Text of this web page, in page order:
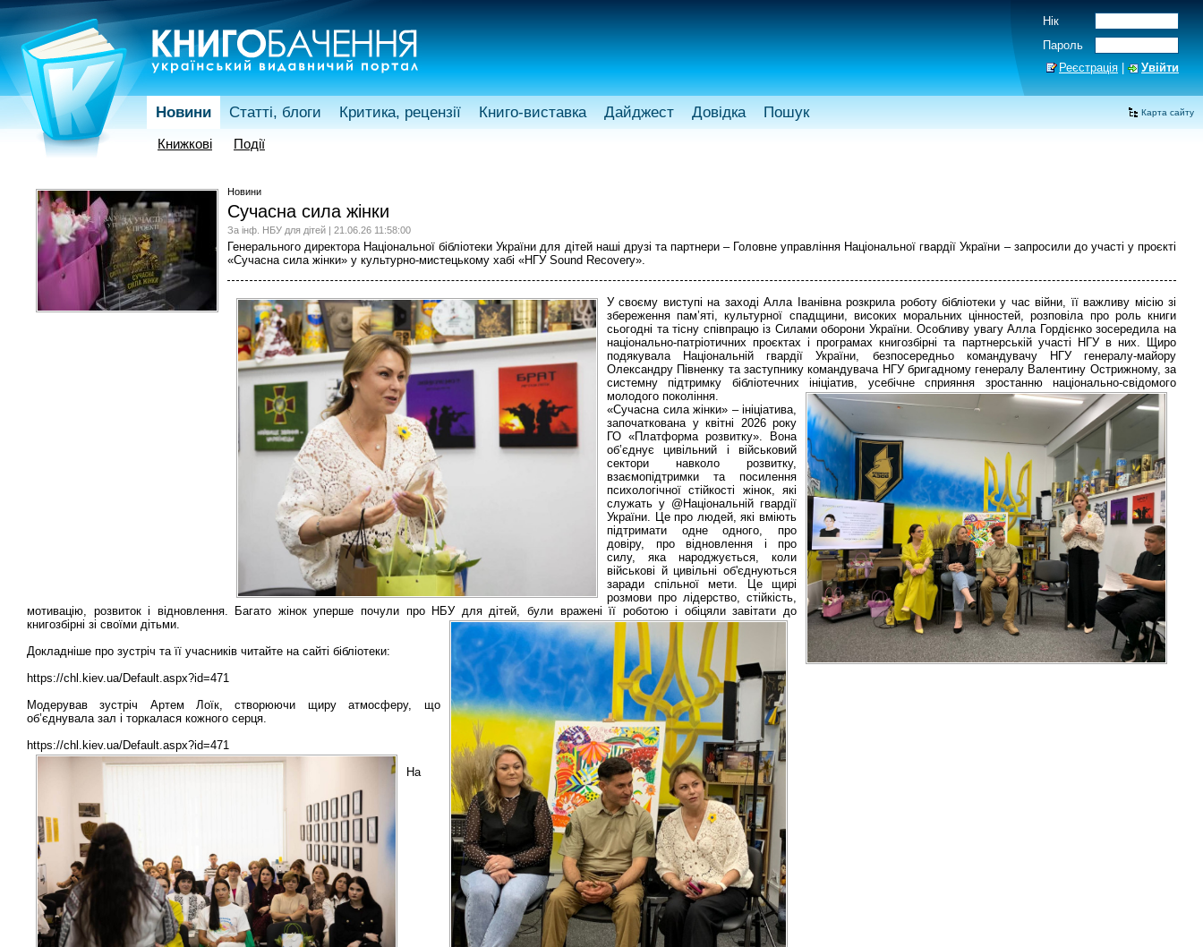
Нік
Пароль
Реєстрація
Увійти
Карта сайту
Новини Статті, блоги Критика, рецензії Книго-виставка Дайджест Довідка Пошук
Книжкові Події
Новини
Сучасна сила жінки
За інф. НБУ для дітей | 21.06.26 11:58:00
Генерального директора Національної бібліотеки України для дітей наші друзі та партнери – Головне управління Національної гвардії України – запросили до участі у проєкті
«Сучасна сила жінки» у культурно-мистецькому хабі «НГУ Sound Recovery».
У своєму виступі на заході Алла Іванівна розкрила роботу бібліотеки у час війни, її важливу місію зі
збереження пам’яті, культурної спадщини, високих моральних цінностей, розповіла про роль книги
сьогодні та тісну співпрацю із Силами оборони України. Особливу увагу Алла Гордієнко зосередила на
національно-патріотичних проєктах і програмах книгозбірні та партнерській участі НГУ в них. Щиро
подякувала Національній гвардії України, безпосередньо командувачу НГУ генералу-майору
Олександру Півненку та заступнику командувача НГУ бригадному генералу Валентину Острижному, за
системну підтримку бібліотечних ініціатив, усебічне сприяння зростанню національно-свідомого
молодого покоління.
«Сучасна сила жінки» – ініціатива,
започаткована у квітні 2026 року
ГО «Платформа розвитку». Вона
об’єднує цивільний і військовий
сектори навколо розвитку,
взаємопідтримки та посилення
психологічної стійкості жінок, які
служать у @Національній гвардії
України. Це про людей, які вміють
підтримати одне одного, про
довіру, про відновлення і про
силу, яка народжується, коли
військові й цивільні об'єднуються
заради спільної мети. Це щирі
розмови про лідерство, стійкість,
мотивацію, розвиток і відновлення. Багато жінок уперше почули про НБУ для дітей, були вражені її роботою і обіцяли завітати до
книгозбірні зі своїми дітьми.
Докладніше про зустріч та її учасників читайте на сайті бібліотеки:
https://chl.kiev.ua/Default.aspx?id=471
Модерував зустріч Артем Лоїк, створюючи щиру атмосферу, що
об’єднувала зал і торкалася кожного серця.
https://chl.kiev.ua/Default.aspx?id=471
На